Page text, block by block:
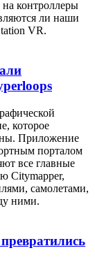
контроллеры
ли наши
VR.
которое
Приложение
порталом
все главные
Citymapper,
самолетами,
ними.